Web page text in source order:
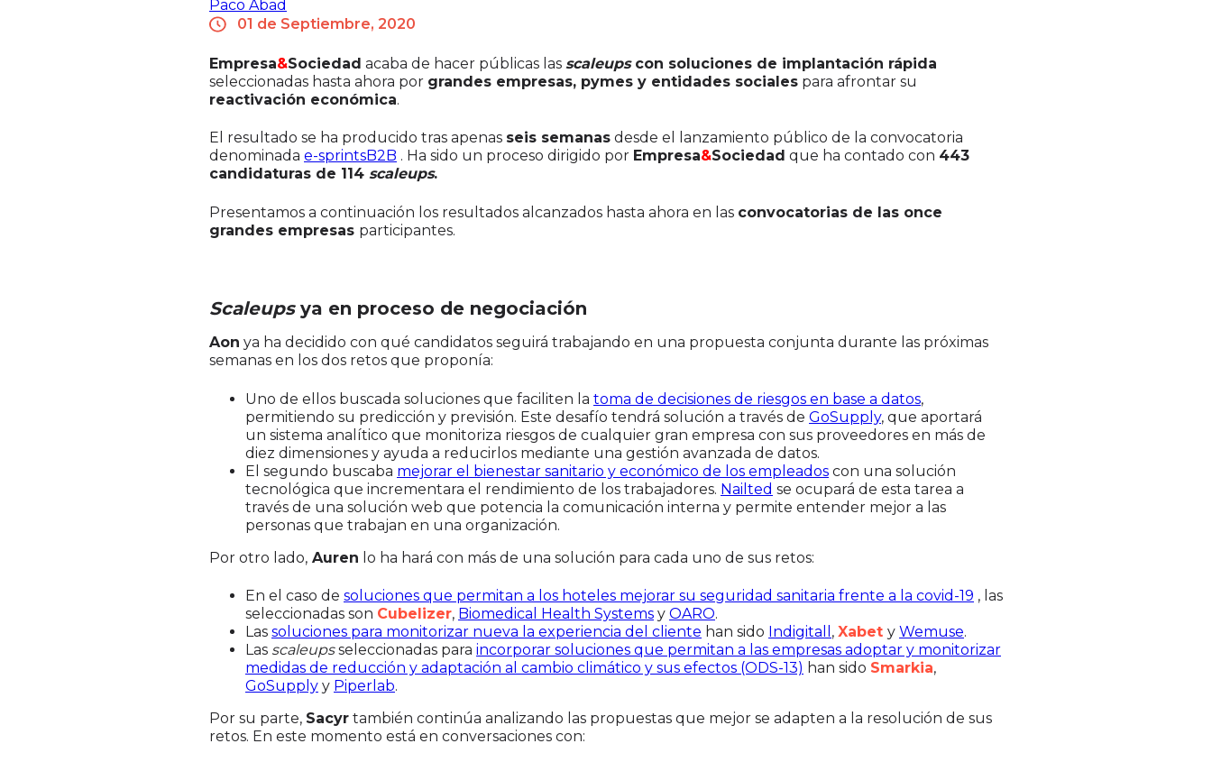
Paco Abad
01 de Septiembre, 2020
Empresa&Sociedad acaba de hacer públicas las scaleupscon soluciones de implantación rápida
seleccionadas hasta ahora por grandes empresas, pymes y entidades sociales para afrontar su
reactivación económica.
El resultado se ha producido tras apenas seis semanas desde el lanzamiento público de la convocatoria
denominada e-sprintsB2B . Ha sido un proceso dirigido por Empresa&Sociedad que ha contado con 443
candidaturas de 114 scaleups.
Presentamos a continuación los resultados alcanzados hasta ahora en las convocatorias de las once
grandes empresas participantes.
Scaleupsya en proceso de negociación
Aon ya ha decidido con qué candidatos seguirá trabajando en una propuesta conjunta durante las próximas
semanas en los dos retos que proponía:
Uno de ellos buscada soluciones que faciliten la toma de decisiones de riesgos en base a datos,
permitiendo su predicción y previsión. Este desafío tendrá solución a través de GoSupply, que aportará
un sistema analítico que monitoriza riesgos de cualquier gran empresa con sus proveedores en más de
diez dimensiones y ayuda a reducirlos mediante una gestión avanzada de datos.
El segundo buscaba mejorar el bienestar sanitario y económico de los empleados con una solución
tecnológica que incrementara el rendimiento de los trabajadores. Nailted se ocupará de esta tarea a
través de una solución web que potencia la comunicación interna y permite entender mejor a las
personas que trabajan en una organización.
Por otro lado, Auren lo ha hará con más de una solución para cada uno de sus retos:
En el caso de soluciones que permitan a los hoteles mejorar su seguridad sanitaria frente a la covid-19 , las
seleccionadas son Cubelizer, Biomedical Health Systems y OARO.
Las soluciones para monitorizar nueva la experiencia del cliente han sido Indigitall , Xabet y Wemuse.
Las scaleupsseleccionadas para incorporar soluciones que permitan a las empresas adoptar y monitorizar
medidas de reducción y adaptación al cambio climático y sus efectos (ODS-13) han sido Smarkia,
GoSupply y Piperlab.
Por su parte, Sacyr también continúa analizando las propuestas que mejor se adapten a la resolución de sus
retos. En este momento está en conversaciones con: